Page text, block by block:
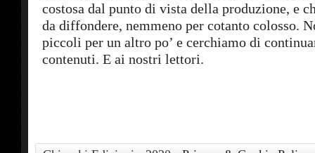
costosa dal punto di vista della produzione, e
da diffondere, nemmeno per cotanto colosso.
piccoli per un altro po’ e cerchiamo di
contenuti. E ai nostri lettori.